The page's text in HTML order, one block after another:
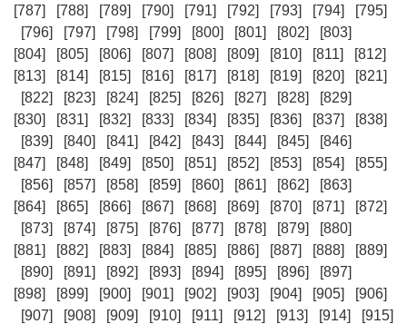
[787]
[788] [789] [790] [791] [792] [793] [794]
[795]
[796]
[797] [798] [799] [800] [801] [802]
[803]
[804]
[805] [806] [807] [808] [809] [810] [811]
[812]
[813]
[814] [815] [816] [817] [818] [819] [820]
[821]
[822]
[823] [824] [825] [826] [827] [828]
[829]
[830]
[831] [832] [833] [834] [835] [836] [837]
[838]
[839]
[840] [841] [842] [843] [844] [845]
[846]
[847]
[848] [849] [850] [851] [852] [853] [854]
[855]
[856]
[857] [858] [859] [860] [861] [862]
[863]
[864]
[865] [866] [867] [868] [869] [870] [871]
[872]
[873]
[874] [875] [876] [877] [878] [879]
[880]
[881]
[882] [883] [884] [885] [886] [887] [888]
[889]
[890]
[891] [892] [893] [894] [895] [896]
[897]
[898]
[899] [900] [901] [902] [903] [904] [905]
[906]
[907]
[908] [909] [910] [911] [912] [913] [914] [915]